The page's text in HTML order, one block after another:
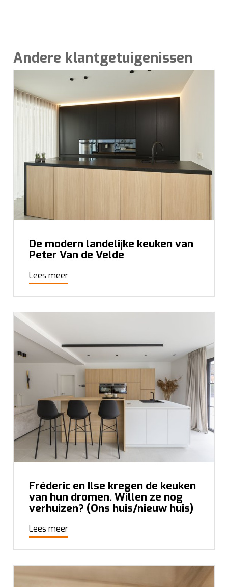
Andere klantgetuigenissen
De modern landelijke keuken van
Peter Van de Velde
Lees meer
Fréderic en Ilse kregen de keuken
van hun dromen. Willen ze nog
verhuizen? (Ons huis/nieuw huis)
Lees meer